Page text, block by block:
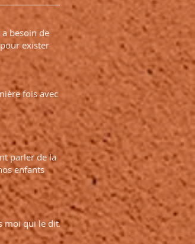
a besoin de
exister
fois avec
parler de la
enfants
moi qui le dit...